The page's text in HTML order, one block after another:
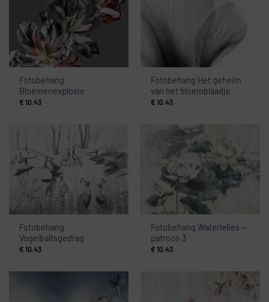
Fotobehang
Bloemenexplosie
€ 10.43
Fotobehang Het geheim
van het bloemblaadje
€ 10.43
Fotobehang
Vogelbaltsgedrag
€ 10.43
Fotobehang Waterlelies —
patroon 3
€ 10.43